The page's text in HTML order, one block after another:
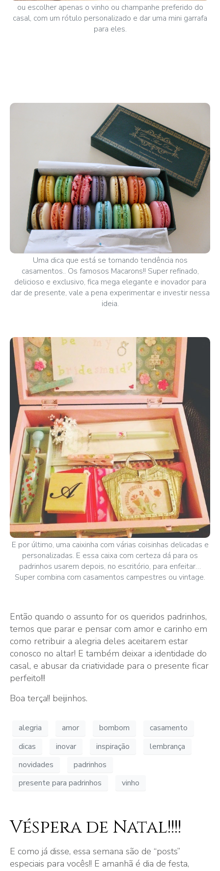
ou escolher apenas o vinho ou champanhe preferido do
casal, com um rótulo personalizado e dar uma mini garrafa
para eles.
Uma dica que está se tornando tendência nos
casamentos.. Os famosos Macarons!! Super refinado,
delicioso e exclusivo, fica mega elegante e inovador para
dar de presente, vale a pena experimentar e investir nessa
ideia.
E por último, uma caixinha com várias coisinhas delicadas e
personalizadas. E essa caixa com certeza dá para os
padrinhos usarem depois, no escritório, para enfeitar…
Super combina com casamentos campestres ou vintage.
Então quando o assunto for os queridos padrinhos,
temos que parar e pensar com amor e carinho em
como retribuir a alegria deles aceitarem estar
conosco no altar! E também deixar a identidade do
casal, e abusar da criatividade para o presente ficar
perfeito!!!
Boa terça!! beijinhos.
alegria amor bombom
casamento
dicas
inovar inspiração
lembrança
novidades
padrinhos
presente para padrinhos
vinho
Véspera de Natal!!!!
E como já disse, essa semana são de “posts”
especiais para vocês!! E amanhã é dia de festa,